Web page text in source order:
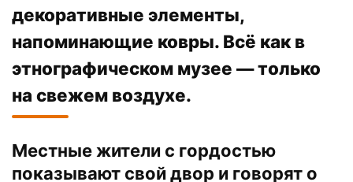
декоративные элементы,
напоминающие ковры. Всё как в
этнографическом музее — только
на свежем воздухе.
Местные жители с гордостью
показывают свой двор и говорят о